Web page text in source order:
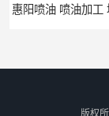
版权